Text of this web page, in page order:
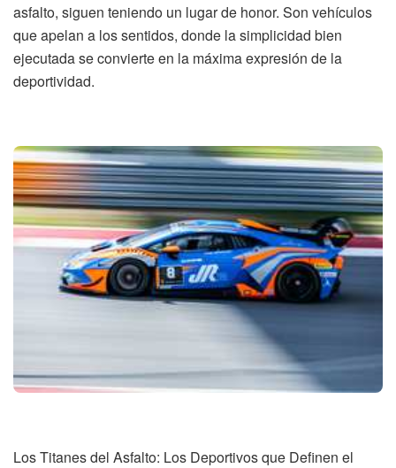
asfalto, siguen teniendo un lugar de honor. Son vehículos
que apelan a los sentidos, donde la simplicidad bien
ejecutada se convierte en la máxima expresión de la
deportividad.
Los Titanes del Asfalto: Los Deportivos que Definen el